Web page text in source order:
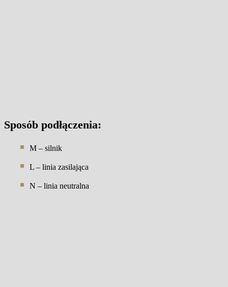
Sposób podłączenia:
M – silnik
L – linia zasilająca
N – linia neutralna